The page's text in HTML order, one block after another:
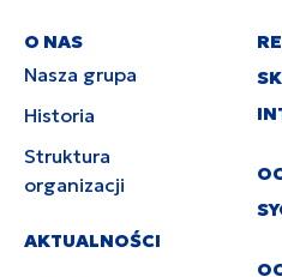
O NAS
Nasza grupa
Historia
Struktura
organizacji
AKTUALNOŚCI